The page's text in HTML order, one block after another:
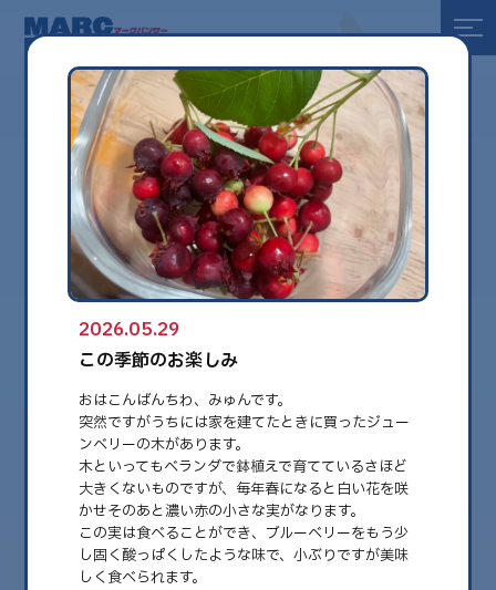
全て
健康
美容
環境
globe
2026.05.29
この季節のお楽しみ
おはこんばんちわ、みゅんです。
突然ですがうちには家を建てたときに買ったジュー
ンベリーの木があります。
木といってもベランダで鉢植えで育てているさほど
大きくないものですが、毎年春になると白い花を咲
かせそのあと濃い赤の小さな実がなります。
この実は食べることができ、ブルーベリーをもう少
し固く酸っぱくしたような味で、小ぶりですが美味
しく食べられます。